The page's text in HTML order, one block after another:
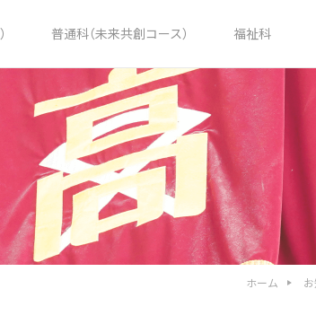
普通科（未来共創コース） 福祉科
ホーム